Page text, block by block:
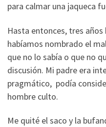
para calmar una jaqueca
Hasta entonces, tres años
habíamos nombrado el
que no lo sabía o que no
discusión. Mi padre era
pragmático, podía
hombre culto.
Me quité el saco y la